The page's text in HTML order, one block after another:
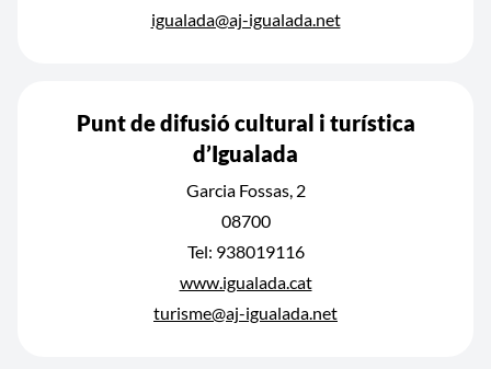
igualada@aj-igualada.net
Punt de difusió cultural i turística
d’Igualada
Garcia Fossas, 2
08700
Tel: 938019116
www.igualada.cat
turisme@aj-igualada.net